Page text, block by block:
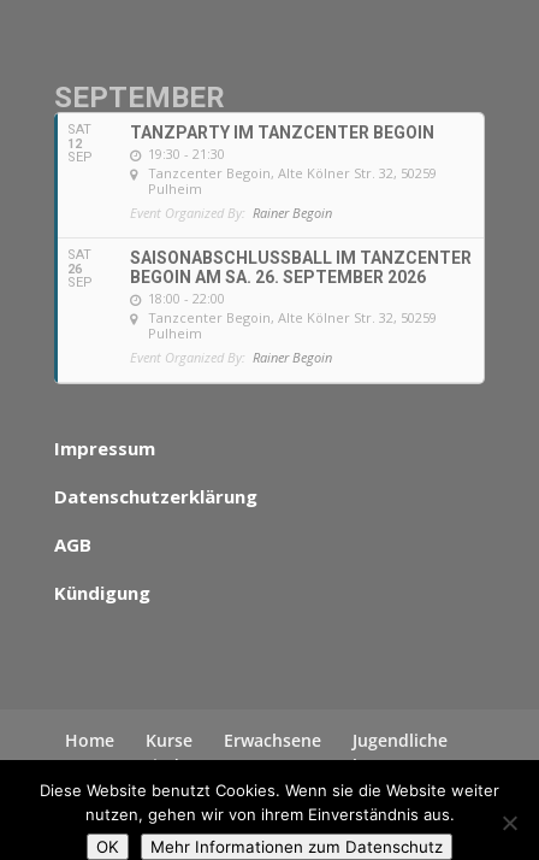
SEPTEMBER
SAT
12
SEP
TANZPARTY IM TANZCENTER BEGOIN
19:30 - 21:30
Tanzcenter Begoin, Alte Kölner Str. 32, 50259
Pulheim
Event Organized By: Rainer Begoin
SAT
26
SEP
SAISONABSCHLUSSBALL IM TANZCENTER
BEGOIN AM SA. 26. SEPTEMBER 2026
18:00 - 22:00
Tanzcenter Begoin, Alte Kölner Str. 32, 50259
Pulheim
Event Organized By: Rainer Begoin
Impressum
Datenschutzerklärung
AGB
Kündigung
Home Kurse Erwachsene
Jugendliche
Kinder
News
Kontakt
Datenschutzerklärung
Alle Rechte liegen bei Rainer Begoin
Diese Website benutzt Cookies. Wenn sie die Website weiter
nutzen, gehen wir von ihrem Einverständnis aus.
OK
Mehr Informationen zum Datenschutz